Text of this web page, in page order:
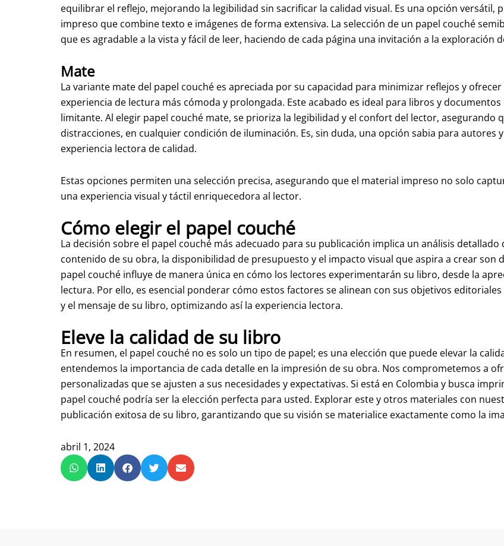
equilibrar el reflejo, mejorando la legibilidad sin sacrificar la calidad visual. Es una opción versátil,
impreso que combine texto e imágenes de forma extensiva. La selección de un papel couché
que es agradable a la vista y fácil de leer, haciendo de cada página una invitación a la exploración
Mate
La variante mate del papel couché es apreciada por su capacidad para minimizar reflejos y
experiencia de lectura más cómoda y prolongada. Este acabado es ideal para libros y
limitante. Al elegir papel couché mate, se prioriza la legibilidad y el confort del lector,
distracciones, en cualquier condición de iluminación. Es, sin duda, una opción sabia para autores
experiencia lectora de calidad.
Estas opciones permiten una selección precisa, asegurando que el material impreso no solo
una experiencia visual y táctil enriquecedora al lector.
Cómo elegir el papel couché
La decisión sobre el papel couché más adecuado para su publicación implica un análisis
contenido de su obra, la disponibilidad de presupuesto y el impacto visual que aspira a crear son
papel couché influye de manera única en cómo los lectores experimentarán su libro, desde la
lectura. Por ello, es esencial ponderar cómo estos factores se alinean con sus objetivos
y el mensaje de su libro, optimizando así la experiencia lectora.
Eleve la calidad de su libro
En resumen, el papel couché no es solo un tipo de papel; es una elección que puede elevar la
entendemos la importancia de cada detalle en la impresión de su obra. Nos comprometemos a
personalizadas que se ajusten a sus necesidades y expectativas. Si está en Colombia y busca
papel couché podría ser la elección perfecta para usted. Explorar este y otros materiales con
publicación exitosa de su libro, garantizando que su visión se materialice exactamente como la
abril 1, 2024